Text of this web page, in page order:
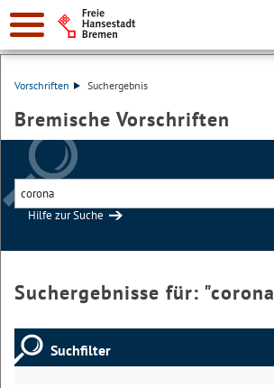
Vorschriften Suchergebnis
Bremische Vorschriften
Hilfe zur Suche
Suchergebnisse für: "corona
Suchfilter